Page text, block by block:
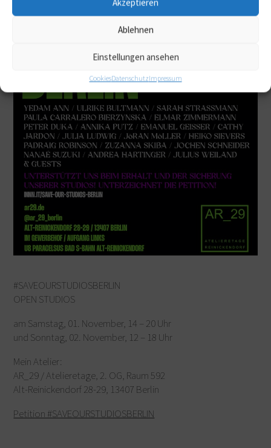
Ablehnen
Einstellungen ansehen
CookiesDatenschutzImpressum
#SAVEOURSTUDIOSBERLIN
OPEN STUDIOS
am Samstag, 01. November, 14 – 20 Uhr
und Sonntag, 02. November, 12 – 18 Uhr
Mein Atelier:
AR_29 / Atelieretage, 2. OG, Raum 592
Alt-Reinickendorf 28-29, 13407 Berlin
Petition #SAVEOURSTUDIOSBERLIN